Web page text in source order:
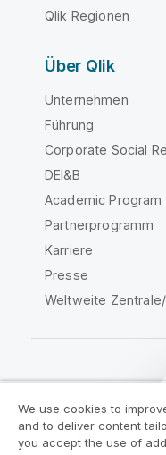
Qlik Regionen
Über Qlik
Unternehmen
Führung
Corporate Social
DEI&B
Academic Program
Partnerprogramm
Karriere
Presse
Weltweite
Rechtliche
We use cookies to
and to deliver content
you accept the use of